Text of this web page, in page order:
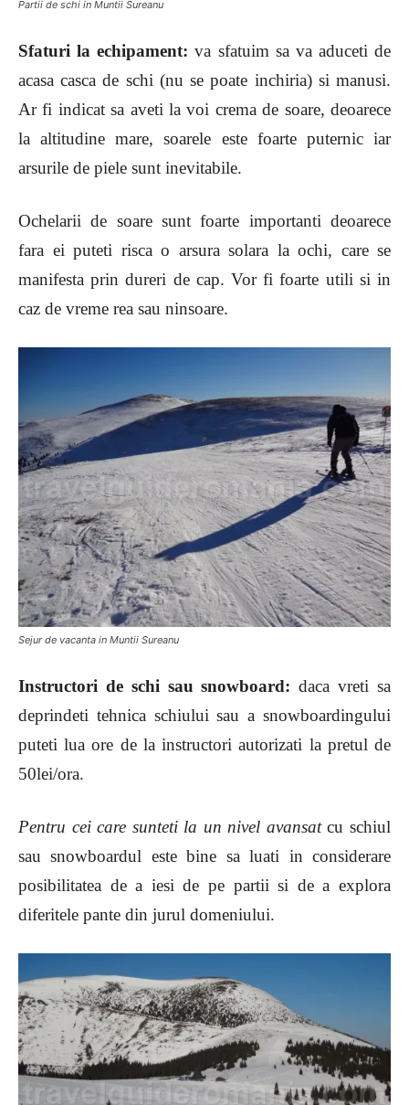
Partii de schi in Muntii Sureanu
Sfaturi la echipament:va sfatuim sa va aduceti de
acasa casca de schi (nu se poate inchiria) si manusi.
Ar fi indicat sa aveti la voi crema de soare, deoarece
la altitudine mare, soarele este foarte puternic iar
arsurile de piele sunt inevitabile.
Ochelarii de soare sunt foarte importanti deoarece
fara ei puteti risca o arsura solara la ochi, care se
manifesta prin dureri de cap. Vor fi foarte utili si in
caz de vreme rea sau ninsoare.
Sejur de vacanta in Muntii Sureanu
Instructori de schi sau snowboard:daca vreti sa
deprindeti tehnica schiului sau a snowboardingului
puteti lua ore de la instructori autorizati la pretul de
50lei/ora.
Pentru cei care sunteti la un nivel avansatcu schiul
sau snowboardul este bine sa luati in considerare
posibilitatea de a iesi de pe partii si de a explora
diferitele pante din jurul domeniului.